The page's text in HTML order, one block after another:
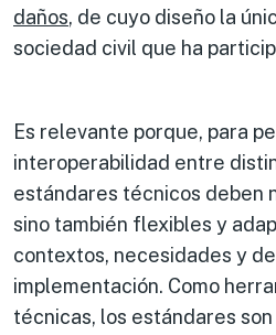
daños, de cuyo diseño la
sociedad civil que ha
Es relevante porque, para
interoperabilidad entre
estándares técnicos deben
sino también flexibles y
contextos, necesidades y
implementación. Como
técnicas, los estándares